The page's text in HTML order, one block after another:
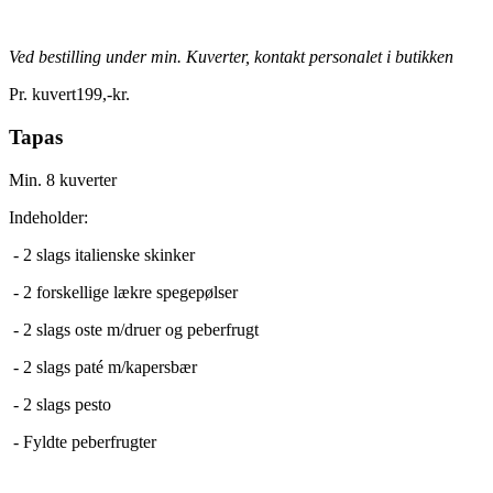
Ved bestilling under min. Kuverter, kontakt personalet i butikken
Pr. kuvert199,-kr.
Tapas
Min. 8 kuverter
Indeholder:
- 2 slags italienske skinker
- 2 forskellige lækre spegepølser
- 2 slags oste m/druer og peberfrugt
- 2 slags paté m/kapersbær
- 2 slags pesto
- Fyldte peberfrugter